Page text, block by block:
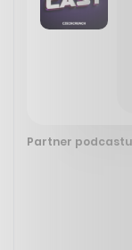
Partner